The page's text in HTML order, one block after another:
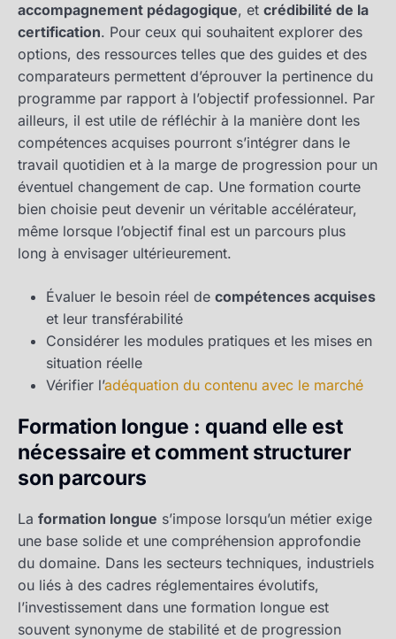
accompagnement pédagogique, et crédibilité de la
certification. Pour ceux qui souhaitent explorer des
options, des ressources telles que des guides et des
comparateurs permettent d’éprouver la pertinence du
programme par rapport à l’objectif professionnel. Par
ailleurs, il est utile de réfléchir à la manière dont les
compétences acquises pourront s’intégrer dans le
travail quotidien et à la marge de progression pour un
éventuel changement de cap. Une formation courte
bien choisie peut devenir un véritable accélérateur,
même lorsque l’objectif final est un parcours plus
long à envisager ultérieurement.
Évaluer le besoin réel de compétences acquises
et leur transférabilité
Considérer les modules pratiques et les mises en
situation réelle
Vérifier l’adéquation du contenu avec le marché
Formation longue : quand elle est
nécessaire et comment structurer
son parcours
La formation longue s’impose lorsqu’un métier exige
une base solide et une compréhension approfondie
du domaine. Dans les secteurs techniques, industriels
ou liés à des cadres réglementaires évolutifs,
l’investissement dans une formation longue est
souvent synonyme de stabilité et de progression